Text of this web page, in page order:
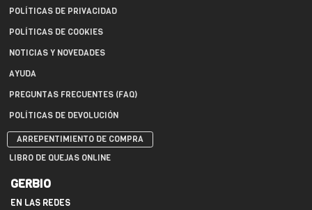
POLÍTICAS DE PRIVACIDAD
POLÍTICAS DE COOKIES
NOTICIAS Y NOVEDADES
AYUDA
PREGUNTAS FRECUENTES (FAQ)
POLÍTICAS DE DEVOLUCIÓN
ARREPENTIMIENTO DE COMPRA
LIBRO DE QUEJAS ONLINE
GERBIO
EN LAS REDES